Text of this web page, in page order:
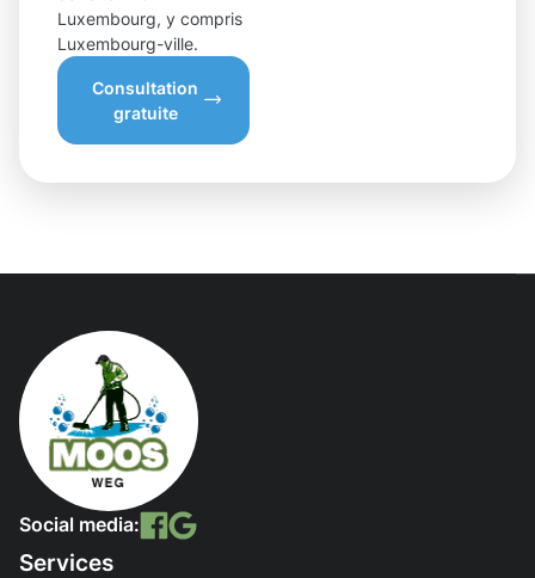
Luxembourg, y compris
Luxembourg-ville.
Consultation
gratuite
Social media:
Services